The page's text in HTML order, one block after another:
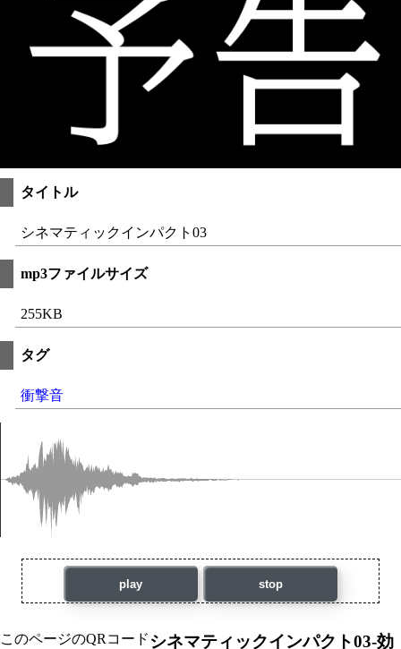
タイトル
シネマティックインパクト03
mp3ファイルサイズ
255KB
タグ
衝撃音
play stop
このページのQRコード シネマティックインパクト03-効